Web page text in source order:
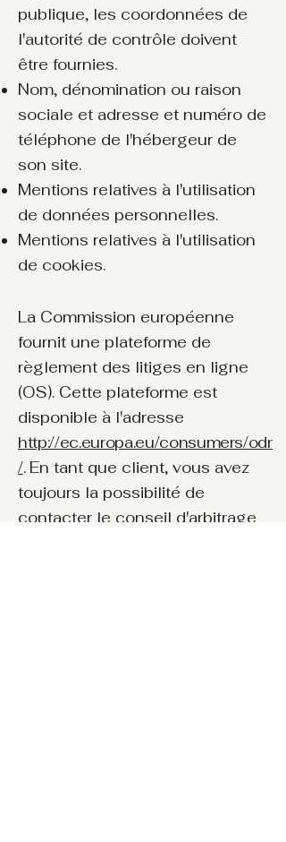
publique, les coordonnées de
l'autorité de contrôle doivent
être fournies. ​​​
Nom, dénomination ou raison
sociale et adresse et numéro de
téléphone de l'hébergeur de
son site.
Mentions relatives à l'utilisation
de données personnelles.
Mentions relatives à l'utilisation
de cookies.
La Commission européenne
fournit une plateforme de
règlement des litiges en ligne
(OS). Cette plateforme est
disponible à l'adresse
http://ec.europa.eu/consumers/odr
/.En tant que client, vous avez
toujours la possibilité de
contacter le conseil d'arbitrage